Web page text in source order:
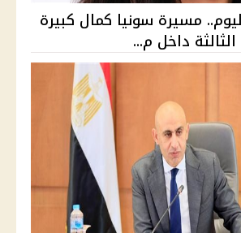
مسيرة سونيا كمال كبيرة
داخل م...